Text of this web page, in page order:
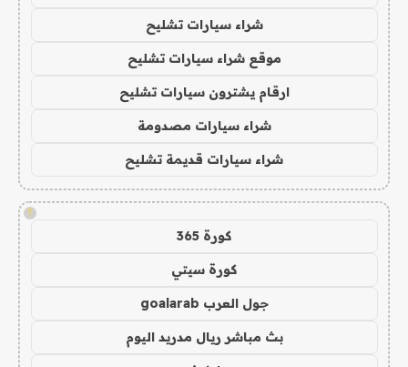
شراء سيارات تشليح
موقع شراء سيارات تشليح
ارقام يشترون سيارات تشليح
شراء سيارات مصدومة
شراء سيارات قديمة تشليح
!
كورة 365
كورة سيتي
جول العرب goalarab
بث مباشر ريال مدريد اليوم